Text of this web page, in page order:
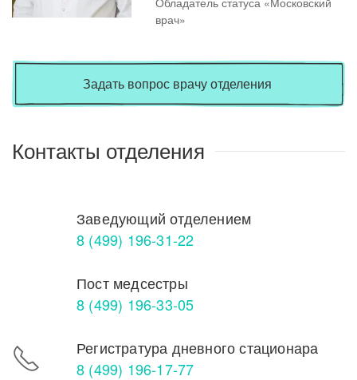
врач»
Задать вопрос врачу отделения
Контакты отделения
Заведующий отделением
8 (499) 196-31-22
Пост медсестры
8 (499) 196-33-05
Регистратура дневного стационара
8 (499) 196-17-77